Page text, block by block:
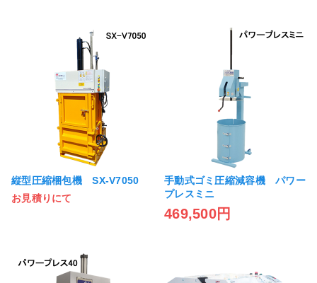
縦型圧縮梱包機 SX-V7050
お見積りにて
手動式ゴミ圧縮減容機 パワー
プレスミニ
469,500円